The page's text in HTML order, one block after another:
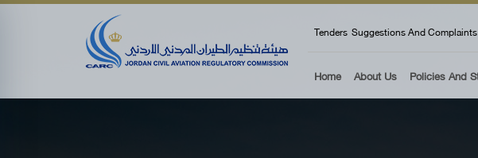
top menu
Tenders Suggestions And Complaints
Home About Us Policies And